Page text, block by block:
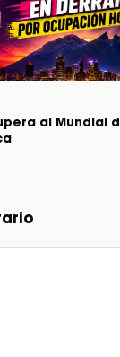
al Mundial